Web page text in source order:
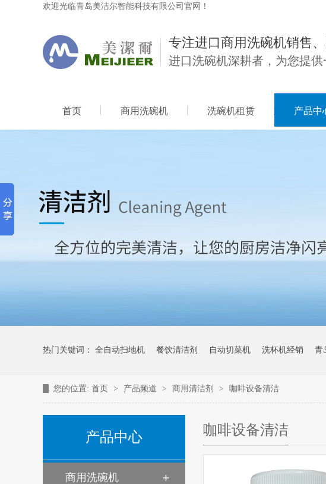
欢迎光临青岛美洁尔智能科技有限公司官网！
专注进口商用洗碗机销售
进口洗碗机深耕者，为您提
首页 商用洗碗机 洗碗机租赁 产品中
热门关键词： 全自动扫地机 餐饮清洁剂 自动切菜机 洗杯机经销 青
您的位置: 首页 > 产品频道 > 商用清洁剂 > 咖啡设备清洁
产品中心
商用洗碗机
咖啡设备清洁